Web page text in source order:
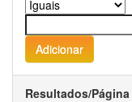
Resultados/Página